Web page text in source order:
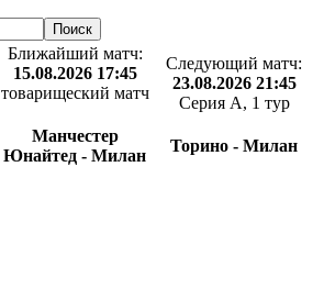
Ближайший матч:
15.08.2026 17:45
товарищеский матч
Манчестер
Юнайтед - Милан
Следующий матч:
23.08.2026 21:45
Серия А, 1 тур
Торино - Милан